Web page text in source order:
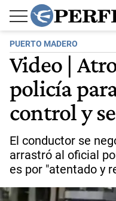
PUERTO MADERO
Video |
policía
control y
El conductor se
arrastró al oficial
es por "atentado y